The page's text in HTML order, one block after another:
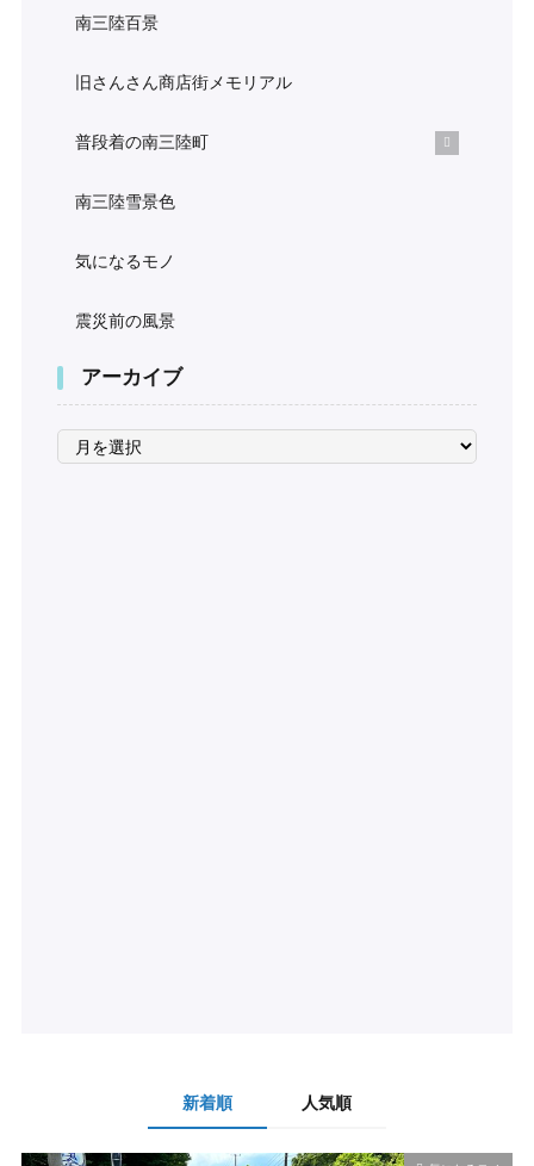
南三陸百景
旧さんさん商店街メモリアル
普段着の南三陸町
南三陸雪景色
気になるモノ
震災前の風景
アーカイブ
ア
カ
新着順 人気順